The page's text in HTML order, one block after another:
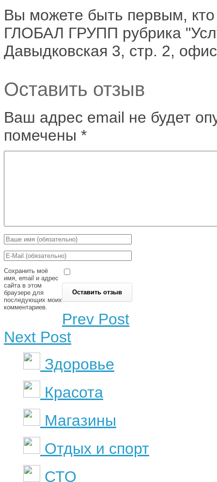
Вы можете быть первым,
ГЛОБАЛ ГРУПП рубрика
Давыдковская 3, стр. 2,
Оставить отзыв
Ваш адрес email не будет
помечены *
Сохранить моё
имя, email и адрес
сайта в этом
браузере для
последующих моих
комментариев.
Prev Post
Next Post
Здоровье
Красота
Магазины
Отдых и спорт
СТО